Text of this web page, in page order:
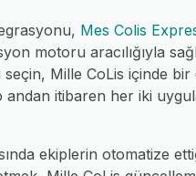
Mes Colis
motoru aracılığıyla
Mille CoLis içinde
andan itibaren her iki
ekiplerin otomatize